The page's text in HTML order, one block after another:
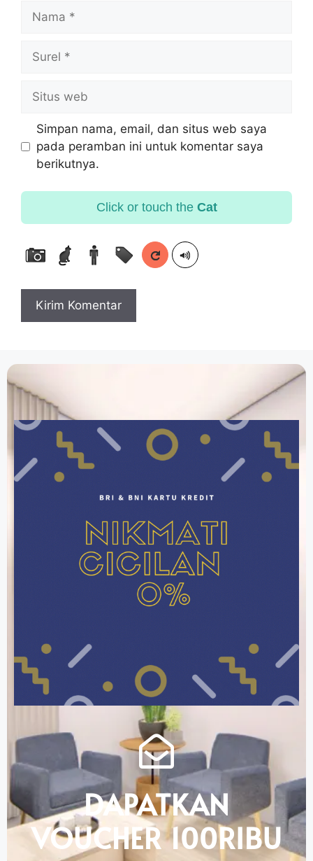
Simpan nama, email, dan situs web saya
pada peramban ini untuk komentar saya
berikutnya.
Click or touch the Cat
DAPATKAN
VOUCHER 100RIBU